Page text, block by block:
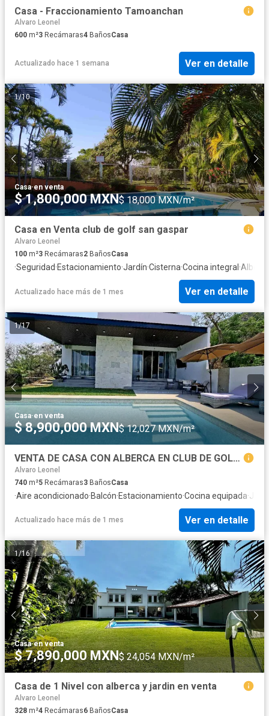
Casa - Fraccionamiento Tamoanchan
Alvaro Leonel
600 m²3 Recámaras4 BañosCasa
Actualizado hace 1 semana Ver en detalle
1/10
Casa·en venta
$ 1,800,000 MXN$ 18,000 MXN/m²
Casa en Venta club de golf san gaspar
Alvaro Leonel
100 m²3 Recámaras2 BañosCasa
·Seguridad·Estacionamiento·Jardín·Cisterna·Cocina integral ·
Actualizado hace más de 1 mes Ver en detalle
1/17
Casa·en venta
$ 8,900,000 MXN$ 12,027 MXN/m²
VENTA DE CASA CON ALBERCA EN CLUB DE GOLF SAN GASPAR JIUTEPEC
Alvaro Leonel
740 m²5 Recámaras3 BañosCasa
·Aire acondicionado·Balcón·Estacionamiento·Cocina equipada·
Actualizado hace más de 1 mes Ver en detalle
1/16
Casa·en venta
$ 7,890,000 MXN$ 24,054 MXN/m²
Casa de 1 Nivel con alberca y jardin en venta
Alvaro Leonel
328 m²4 Recámaras6 BañosCasa